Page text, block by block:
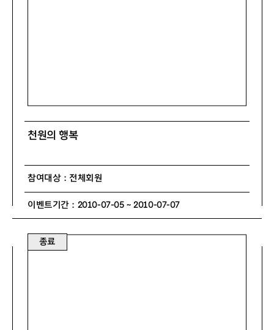
천원의 행복
참여대상 : 전체회원
이벤트기간 : 2010-07-05 ~ 2010-07-07
종료